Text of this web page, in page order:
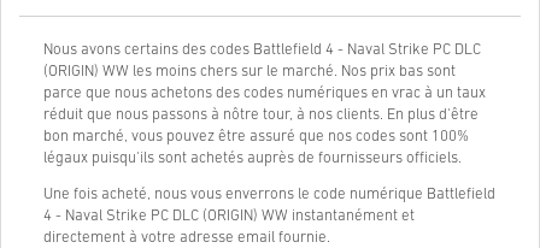
Nous avons certains des codes Battlefield 4 - Naval Strike PC DLC
(ORIGIN) WW les moins chers sur le marché. Nos prix bas sont
parce que nous achetons des codes numériques en vrac à un taux
réduit que nous passons à nôtre tour, à nos clients. En plus d'être
bon marché, vous pouvez être assuré que nos codes sont 100%
légaux puisqu'ils sont achetés auprès de fournisseurs officiels.
Une fois acheté, nous vous enverrons le code numérique Battlefield
4 - Naval Strike PC DLC (ORIGIN) WW instantanément et
directement à votre adresse email fournie.